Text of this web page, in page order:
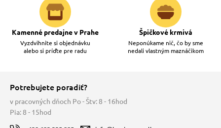
Kamenné predajne v Prahe
Vyzdvihnite si objednávku
alebo si príďte pre radu
Špičkové krmivá
Neponúkame nič, čo by sme
nedali vlastným maznáčikom
Potrebujete poradiť?
v pracovných dňoch Po - Štv: 8 - 16hod
Pia: 8 - 15hod